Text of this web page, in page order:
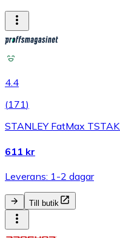
4.4
(171)
STANLEY FatMax
611 kr
Leverans: 1-2 dagar
Till butik